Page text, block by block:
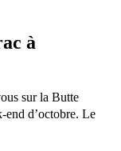
à
sur la Butte
end d’octobre. Le